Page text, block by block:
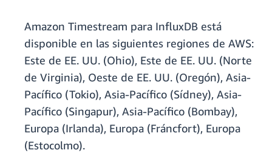
Amazon Timestream para InfluxDB está
disponible en las siguientes regiones de AWS:
Este de EE. UU. (Ohio), Este de EE. UU. (Norte
de Virginia), Oeste de EE. UU. (Oregón), Asia-
Pacífico (Tokio), Asia-Pacífico (Sídney), Asia-
Pacífico (Singapur), Asia-Pacífico (Bombay),
Europa (Irlanda), Europa (Fráncfort), Europa
(Estocolmo).